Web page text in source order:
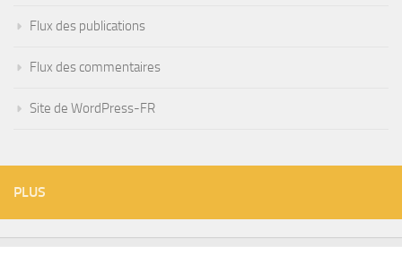
Flux des publications
Flux des commentaires
Site de WordPress-FR
PLUS